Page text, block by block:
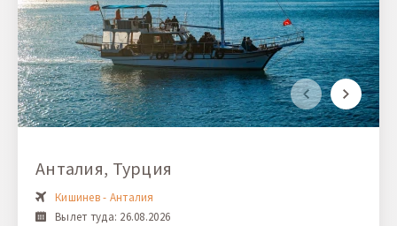
Анталия, Турция
Кишинев - Анталия
Вылет туда: 26.08.2026